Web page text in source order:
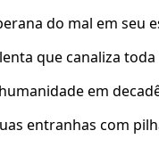
do mal em seu
que canaliza toda
em
entranhas com